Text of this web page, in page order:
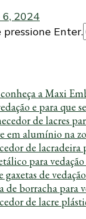
2024
Enter.
a Maxi
e para que
de lacres
em alumínio na
de lacradeira
para
de
de borracha para
de lacre